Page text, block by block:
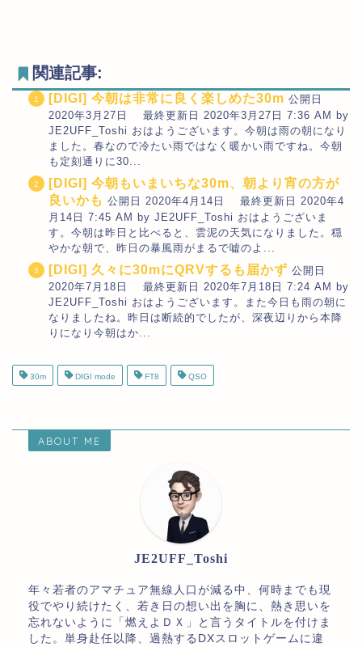
関連記事:
[DIGI] 今朝は非常に良く楽しめた30m 公開日
2020年3月27日 最終更新日 2020年3月27日 7:36 AM by
JE2UFF_Toshi おはようございます。今朝は雨の朝になり
ました。春なので冷たい雨ではなく暖かい雨ですね。今朝
も定刻通りに30...
[DIGI] 今朝もいまいちな30m、朝より宵の方が
良いかも 公開日 2020年4月14日 最終更新日 2020年4
月14日 7:45 AM by JE2UFF_Toshi おはようございま
す。今朝は昨日と比べると、雲泥の天気になりました。穏
やかな朝で、昨日の暴風雨がまるで嘘のよ...
[DIGI] 久々に30mにQRVするも届かず 公開日
2020年7月18日 最終更新日 2020年7月18日 7:24 AM by
JE2UFF_Toshi おはようございます。また今日も雨の朝に
なりましたね。昨日は断続的でしたが、深夜辺りから本降
りになり今朝はか...
30m DIGI mode FT8 QSO
ABOUT ME
JE2UFF_Toshi
年々若者のアマチュア無線人口が減る中、何時までも現
役でやり続けたく、若き日の想い出を胸に、熱き思いを
忘れないように「燃えよＤＸ」と言うタイトルを付けま
した。単身赴任以降、過熱するDXスロットゲームに違